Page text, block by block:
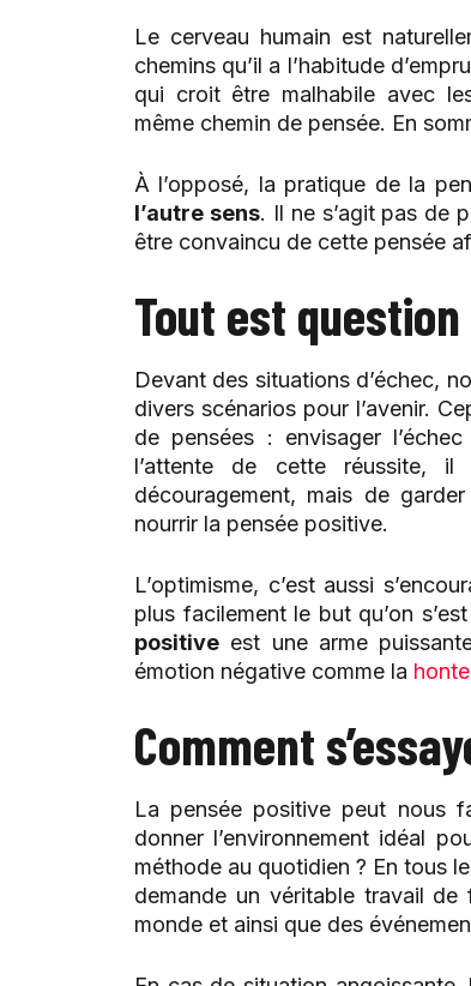
Le cerveau humain est
chemins qu’il a l’habitude
qui croit être malhabile avec
même chemin de pensée. En
À l’opposé, la pratique de la
l’autre sens. Il ne s’agit pas de
être convaincu de cette pensée
Tout est question
Devant des situations d’échec,
divers scénarios pour l’avenir.
de pensées : envisager
l’attente de cette réussite,
découragement, mais de
nourrir la pensée positive.
L’optimisme, c’est aussi
plus facilement le but qu’on
positive est une arme
émotion négative comme la honte
Comment
La pensée positive peut nous
donner l’environnement idéal
méthode au quotidien ? En tous
demande un véritable travail
monde et ainsi que des